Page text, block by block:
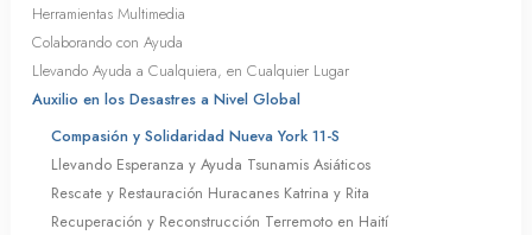
Herramientas Multimedia
Colaborando con Ayuda
Llevando Ayuda a Cualquiera, en Cualquier Lugar
Auxilio en los Desastres a Nivel Global
Compasión y Solidaridad Nueva York 11-S
Llevando Esperanza y Ayuda Tsunamis Asiáticos
Rescate y Restauración Huracanes Katrina y Rita
Recuperación y Reconstrucción Terremoto en Haití